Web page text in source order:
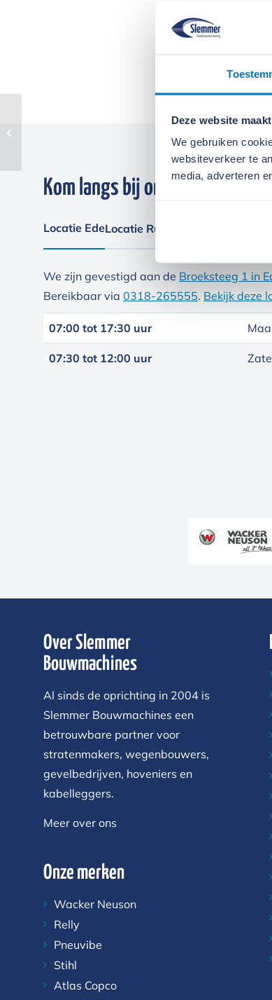
Deze website
We gebruiken
websiteverkeer te
media, adverteren
Kom langs bij onze locaties
Locatie EdeLocatie Ruinerwold
We zijn gevestigd aan de Broeksteeg 1 in
Bereikbaar via 0318-265555. Bekijk deze
07:00 tot 17:30 uur
07:30 tot 12:00 uur
Over Slemmer
Bouwmachines
Al sinds de oprichting in 2004 is
Slemmer Bouwmachines een
betrouwbare partner voor
stratenmakers, wegenbouwers,
gevelbedrijven, hoveniers en
kabelleggers.
Meer over ons
Onze merken
Wacker Neuson
Relly
Pneuvibe
Stihl
Atlas Copco